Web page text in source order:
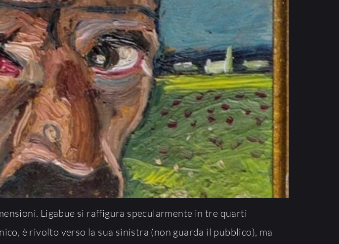
Ligabue si raffigura specularmente in tre quarti
è rivolto verso la sua sinistra (non guarda il pubblico), ma